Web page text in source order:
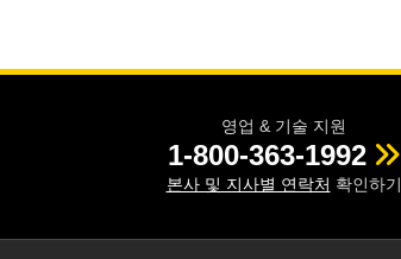
영업 & 기술 지원
1-800-363-1992
본사 및 지사별 연락처 확인하기